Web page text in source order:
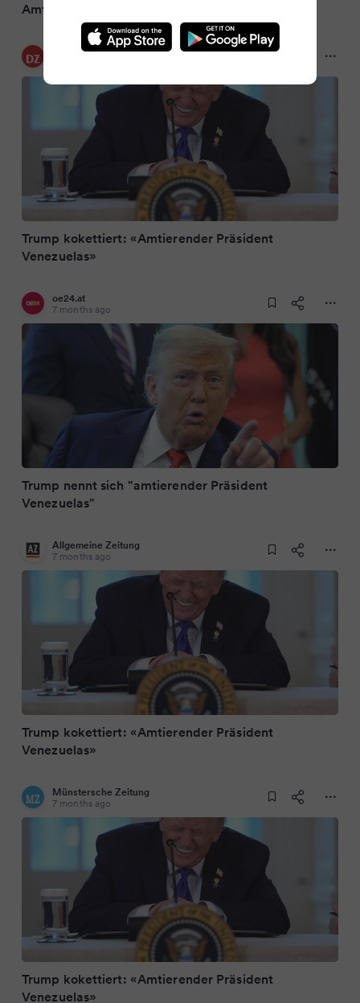
Amtierender Präsident Venezuelas
Dülmener Zeitung
Trump kokettiert: «Amtierender Präsident
Venezuelas»
oe24.at
7 months ago
Trump nennt sich "amtierender Präsident
Venezuelas"
Allgemeine Zeitung
7 months ago
Trump kokettiert: «Amtierender Präsident
Venezuelas»
Münstersche Zeitung
7 months ago
Trump kokettiert: «Amtierender Präsident
Venezuelas»